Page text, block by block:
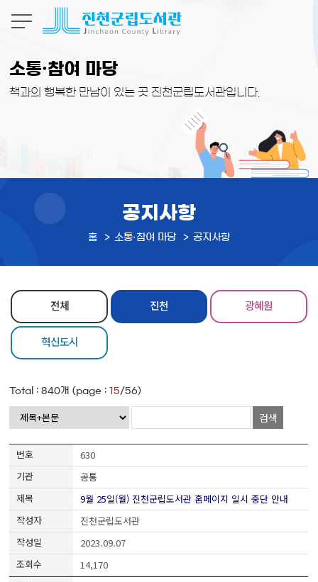
소통·참여 마당
책과의 행복한 만남이 있는 곳 진천군립도서관입니다.
공지사항
홈 소통·참여 마당 공지사항
전체 진천 광혜원
혁신도시
Total :840개 (page :15/56)
검색
630
공통
9월 25일(월) 진천군립도서관 홈페이지 일시 중단 안내
진천군립도서관
2023.09.07
14,170